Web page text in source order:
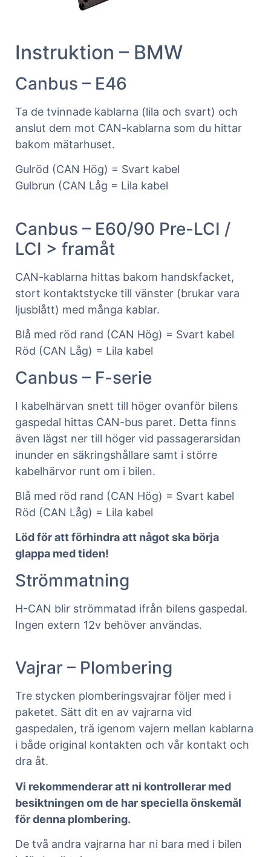
Instruktion – BMW
Canbus – E46
Ta de tvinnade kablarna (lila och svart) och
anslut dem mot CAN-kablarna som du hittar
bakom mätarhuset.
Gulröd (CAN Hög) = Svart kabel
Gulbrun (CAN Låg = Lila kabel
Canbus – E60/90 Pre-LCI /
LCI > framåt
CAN-kablarna hittas bakom handskfacket,
stort kontaktstycke till vänster (brukar vara
ljusblått) med många kablar.
Blå med röd rand (CAN Hög) = Svart kabel
Röd (CAN Låg) = Lila kabel
Canbus – F-serie
I kabelhärvan snett till höger ovanför bilens
gaspedal hittas CAN-bus paret. Detta finns
även lägst ner till höger vid passagerarsidan
inunder en säkringshållare samt i större
kabelhärvor runt om i bilen.
Blå med röd rand (CAN Hög) = Svart kabel
Röd (CAN Låg) = Lila kabel
Löd för att förhindra att något ska börja
glappa med tiden!
Strömmatning
H-CAN blir strömmatad ifrån bilens gaspedal.
Ingen extern 12v behöver användas.
Vajrar – Plombering
Tre stycken plomberingsvajrar följer med i
paketet. Sätt dit en av vajrarna vid
gaspedalen, trä igenom vajern mellan kablarna
i både original kontakten och vår kontakt och
dra åt.
Vi rekommenderar att ni kontrollerar med
besiktningen om de har speciella önskemål
för denna plombering.
De två andra vajrarna har ni bara med i bilen